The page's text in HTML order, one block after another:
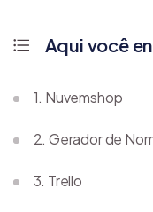
Aqui você
1. Nuvemshop
2. Gerador de
3. Trello